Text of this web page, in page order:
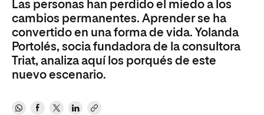
Las personas han perdido el miedo a los
cambios permanentes. Aprender se ha
convertido en una forma de vida. Yolanda
Portolés, socia fundadora de la consultora
Triat, analiza aquí los porqués de este
nuevo escenario.